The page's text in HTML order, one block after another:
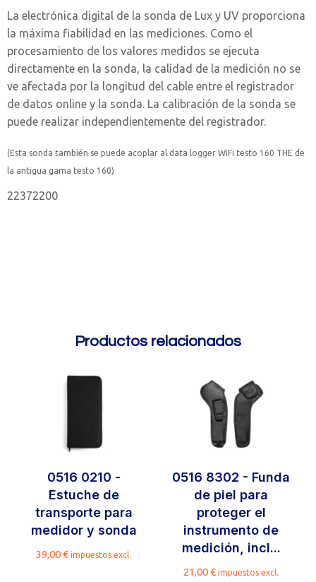
La electrónica digital de la sonda de Lux y UV proporciona
la máxima fiabilidad en las mediciones. Como el
procesamiento de los valores medidos se ejecuta
directamente en la sonda, la calidad de la medición no se
ve afectada por la longitud del cable entre el registrador
de datos online y la sonda. La calibración de la sonda se
puede realizar independientemente del registrador.
(Esta sonda también se puede acoplar al data logger WiFi testo 160 THE de
la antigua gama testo 160)
22372200
Productos relacionados
0516 0210 -
Estuche de
transporte para
medidor y sonda
39,00€ impuestos excl.
0516 8302 - Funda
de piel para
proteger el
instrumento de
medición, incl...
21,00€ impuestos excl.